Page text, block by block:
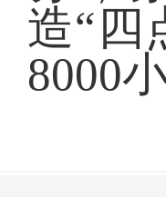
造“四
8000